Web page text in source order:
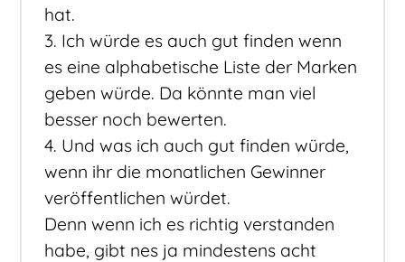
hat.
3. Ich würde es auch gut finden wenn
es eine alphabetische Liste der Marken
geben würde. Da könnte man viel
besser noch bewerten.
4. Und was ich auch gut finden würde,
wenn ihr die monatlichen Gewinner
veröffentlichen würdet.
Denn wenn ich es richtig verstanden
habe, gibt nes ja mindestens acht